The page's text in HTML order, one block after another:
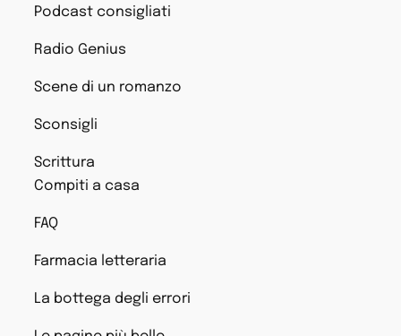
Podcast consigliati
Radio Genius
Scene di un romanzo
Sconsigli
Scrittura
Compiti a casa
FAQ
Farmacia letteraria
La bottega degli errori